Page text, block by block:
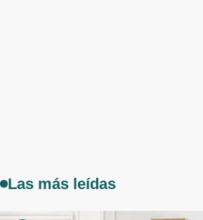
Las más leídas